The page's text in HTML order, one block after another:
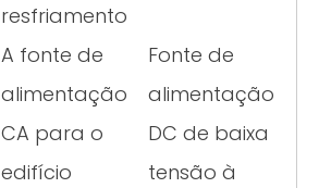
resfriamento
A fonte de
alimentação
CA para o
edifício
Fonte de
alimentação
DC de baixa
tensão à